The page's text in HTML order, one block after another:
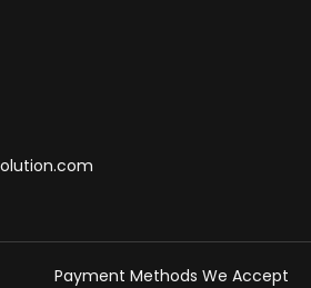
Payment Methods We Accept